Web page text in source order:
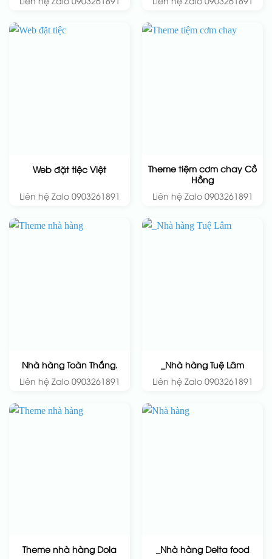
Web đặt tiệc Việt
Liên hệ Zalo 0903261891
Theme tiệm cơm chay Cồ
Hồng
Liên hệ Zalo 0903261891
Nhà hàng Toàn Thắng.
Liên hệ Zalo 0903261891
_Nhà hàng Tuệ Lâm
Liên hệ Zalo 0903261891
Theme nhà hàng Dola
_Nhà hàng Delta food